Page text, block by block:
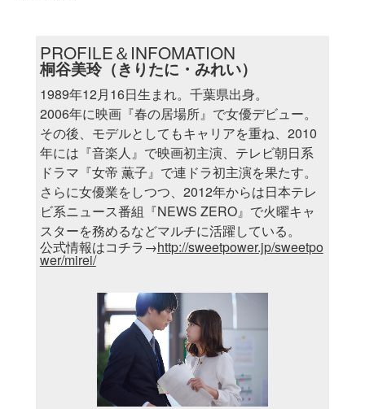
PROFILE＆INFOMATION
桐谷美玲（きりたに・みれい）
1989年12月16日生まれ。千葉県出身。
2006年に映画『春の居場所』で女優デビュー。
その後、モデルとしてもキャリアを重ね、2010
年には『音楽人』で映画初主演、テレビ朝日系
ドラマ『女帝 薫子』で連ドラ初主演を果たす。
さらに女優業をしつつ、2012年からは日本テレ
ビ系ニュース番組『NEWS ZERO』で火曜キャ
スターを務めるなどマルチに活躍している。
公式情報はコチラ→http://sweetpower.jp/sweetpo
wer/mirei/